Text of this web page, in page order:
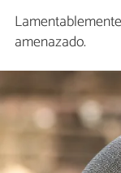
amenazado.